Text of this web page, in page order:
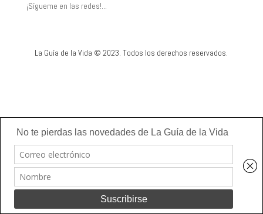
¡Sígueme en las redes!...
La Guía de la Vida © 2023. Todos los derechos reservados.